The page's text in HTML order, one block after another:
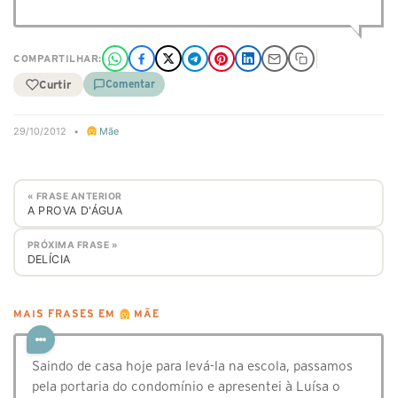
COMPARTILHAR:
Curtir Comentar
29/10/2012 • Mãe
« FRASE ANTERIOR
A PROVA D'ÁGUA
PRÓXIMA FRASE »
DELÍCIA
MAIS FRASES EM MÃE
Saindo de casa hoje para levá-la na escola, passamos
pela portaria do condomínio e apresentei à Luísa o